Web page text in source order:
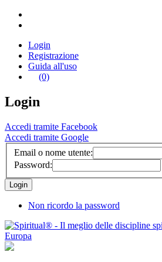
Login
Registrazione
Guida all'uso
(0)
Login
Accedi tramite Facebook
Accedi tramite Google
Email o nome utente:
Password:
Non ricordo la password